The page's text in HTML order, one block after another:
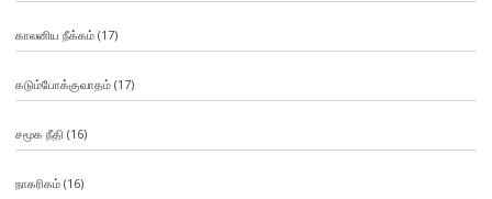
காலனிய நீக்கம்(17)
கடும்போக்குவாதம்(17)
சமூக நீதி (16)
நாகரிகம்(16)